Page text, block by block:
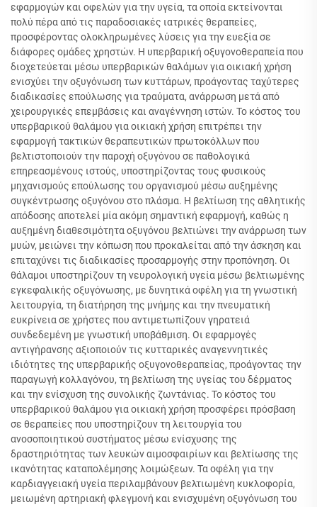
εφαρμογών και οφελών για την υγεία, τα οποία εκτείνονται
πολύ πέρα από τις παραδοσιακές ιατρικές θεραπείες,
προσφέροντας ολοκληρωμένες λύσεις για την ευεξία σε
διάφορες ομάδες χρηστών. Η υπερβαρική οξυγονοθεραπεία που
διοχετεύεται μέσω υπερβαρικών θαλάμων για οικιακή χρήση
ενισχύει την οξυγόνωση των κυττάρων, προάγοντας ταχύτερες
διαδικασίες επούλωσης για τραύματα, ανάρρωση μετά από
χειρουργικές επεμβάσεις και αναγέννηση ιστών. Το κόστος του
υπερβαρικού θαλάμου για οικιακή χρήση επιτρέπει την
εφαρμογή τακτικών θεραπευτικών πρωτοκόλλων που
βελτιστοποιούν την παροχή οξυγόνου σε παθολογικά
επηρεασμένους ιστούς, υποστηρίζοντας τους φυσικούς
μηχανισμούς επούλωσης του οργανισμού μέσω αυξημένης
συγκέντρωσης οξυγόνου στο πλάσμα. Η βελτίωση της αθλητικής
απόδοσης αποτελεί μία ακόμη σημαντική εφαρμογή, καθώς η
αυξημένη διαθεσιμότητα οξυγόνου βελτιώνει την ανάρρωση των
μυών, μειώνει την κόπωση που προκαλείται από την άσκηση και
επιταχύνει τις διαδικασίες προσαρμογής στην προπόνηση. Οι
θάλαμοι υποστηρίζουν τη νευρολογική υγεία μέσω βελτιωμένης
εγκεφαλικής οξυγόνωσης, με δυνητικά οφέλη για τη γνωστική
λειτουργία, τη διατήρηση της μνήμης και την πνευματική
ευκρίνεια σε χρήστες που αντιμετωπίζουν γηρατειά
συνδεδεμένη με γνωστική υποβάθμιση. Οι εφαρμογές
αντιγήρανσης αξιοποιούν τις κυτταρικές αναγεννητικές
ιδιότητες της υπερβαρικής οξυγονοθεραπείας, προάγοντας την
παραγωγή κολλαγόνου, τη βελτίωση της υγείας του δέρματος
και την ενίσχυση της συνολικής ζωντάνιας. Το κόστος του
υπερβαρικού θαλάμου για οικιακή χρήση προσφέρει πρόσβαση
σε θεραπείες που υποστηρίζουν τη λειτουργία του
ανοσοποιητικού συστήματος μέσω ενίσχυσης της
δραστηριότητας των λευκών αιμοσφαιρίων και βελτίωσης της
ικανότητας καταπολέμησης λοιμώξεων. Τα οφέλη για την
καρδιαγγειακή υγεία περιλαμβάνουν βελτιωμένη κυκλοφορία,
μειωμένη αρτηριακή φλεγμονή και ενισχυμένη οξυγόνωση του